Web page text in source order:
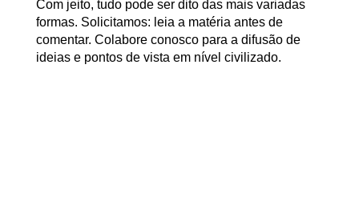
Com jeito, tudo pode ser dito das mais variadas
formas. Solicitamos: leia a matéria antes de
comentar. Colabore conosco para a difusão de
ideias e pontos de vista em nível civilizado.